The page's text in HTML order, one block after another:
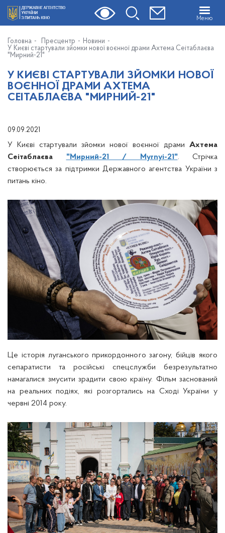
Меню
Головна Пресцентр
Новини
У Києві стартували зйомки нової воєнної драми Ахтема Сеітаблаєва
"Мирний-21"
У КИЄВІ СТАРТУВАЛИ ЗЙОМКИ НОВОЇ
ВОЄННОЇ ДРАМИ АХТЕМА
СЕІТАБЛАЄВА "МИРНИЙ-21"
09.09.2021
У Києві стартували зйомки нової воєнної драми Ахтема
Сеітаблаєва
"Мирний-21 / Myrnyi-21". Стрічка
створюється за підтримки Державного агентства України з
питань кіно.
Це історія луганського прикордонного загону, бійців якого
сепаратисти та російські спецслужби безрезультатно
намагалися змусити зрадити свою країну. Фільм заснований
на реальних подіях, які розгортались на Сході України у
червні 2014 року.